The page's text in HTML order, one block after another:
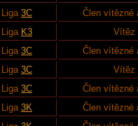
Liga 3C Člen vítězné
Liga K3 Vítěz
Liga 3C Člen vítězné
Liga 3C Vítěz
Liga 3C Člen vítězné
Liga 3K Člen vítězné